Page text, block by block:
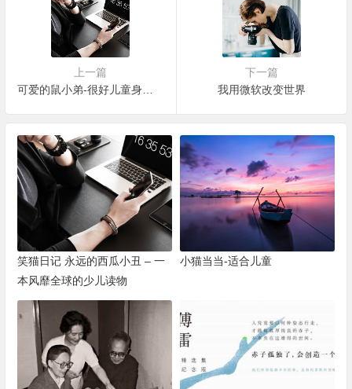
上一篇
可爱的鼠小弟-很好儿童身心成长图书
下一篇
我用微软改变世界
笑猫日记 永远的西瓜小丑 – 一
本风靡全球的少儿读物
小猫当当-适合儿童